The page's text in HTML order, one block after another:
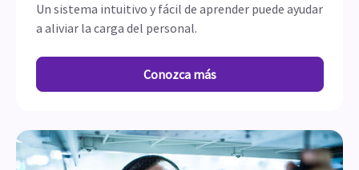
Un sistema intuitivo y fácil de aprender puede ayudar
a aliviar la carga del personal.
Conozca más